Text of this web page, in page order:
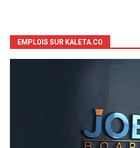
EMPLOIS SUR KALETA.CO